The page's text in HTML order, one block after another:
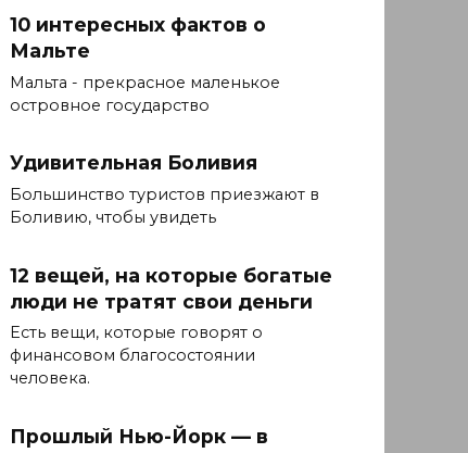
10 интересных фактов о
Мальте
Мальта - прекрасное маленькое
островное государство
Удивительная Боливия
Большинство туристов приезжают в
Боливию, чтобы увидеть
12 вещей, на которые богатые
люди не тратят свои деньги
Есть вещи, которые говорят о
финансовом благосостоянии
человека.
Прошлый Нью-Йорк — в